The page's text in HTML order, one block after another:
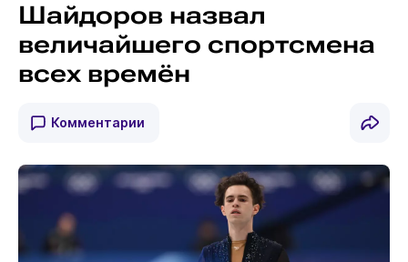
Шайдоров назвал
величайшего спортсмена
всех времён
Комментарии